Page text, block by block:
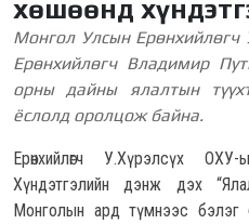
хөшөөнд
Монгол Улсын Ерөнхийлөгч
ЕрөнхийлөгчВладимир Пу
орны дайны ялалтын
ёслолд оролцож байна.
Ерөнхийлөгч У.Хүрэлсүх
Хүндэтгэлийн дэнж дэх
Монголын ард түмнээс бэлэг